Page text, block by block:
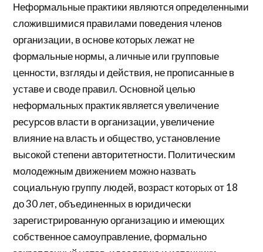
Неформальные практики являются определенными
сложившимися правилами поведения членов
организации, в основе которых лежат не
формальные нормы, а личные или групповые
ценности, взгляды и действия, не прописанные в
уставе и своде правил. Основной целью
неформальных практик является увеличение
ресурсов власти в организации, увеличение
влияние на власть и общество, установление
высокой степени авторитетности. Политическим
молодежным движением можно назвать
социальную группу людей, возраст которых от 18
до 30 лет, объединенных в юридически
зарегистрированную организацию и имеющих
собственное самоуправление, формально